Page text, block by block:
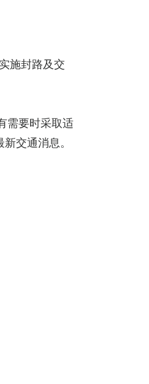
施封路及交
需要时采取适
交通消息。